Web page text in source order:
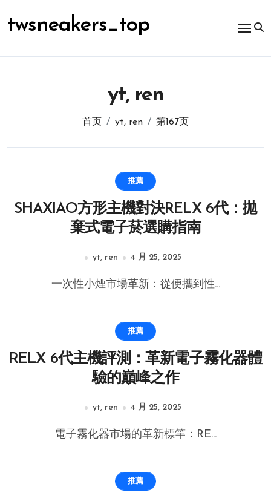
容
twsneakers_top
yt, ren
首页 yt, ren 第167页
推薦
SHAXIAO方形主機對決RELX 6代：拋
棄式電子菸選購指南
yt, ren 4 月 25, 2025
一次性小煙市場革新：從便攜到性...
推薦
RELX 6代主機評測：革新電子霧化器體
驗的巔峰之作
yt, ren 4 月 25, 2025
電子霧化器市場的革新標竿：RE...
推薦